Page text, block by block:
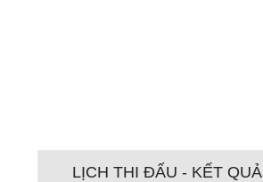
LỊCH THI ĐẤU - KẾT QUẢ